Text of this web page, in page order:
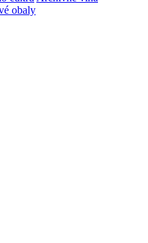
obaly
firmou na
vína. Ako prví sme
vína z tokajských odrôd
technológiou. Hrozno
vrátane riadenej